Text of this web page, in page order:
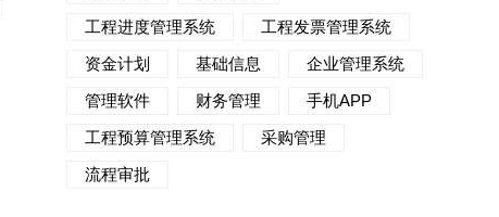
工程进度管理系统
工程发票管理系统
资金计划
基础信息
企业管理系统
管理软件
财务管理
手机APP
工程预算管理系统
采购管理
流程审批